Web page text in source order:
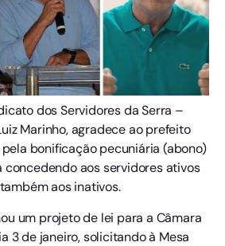
dos Servidores da Serra –
Marinho, agradece ao prefeito
pela bonificação pecuniária (abono)
concedendo aos servidores ativos
aos inativos.
um projeto de lei para a Câmara
3 de janeiro, solicitando à Mesa